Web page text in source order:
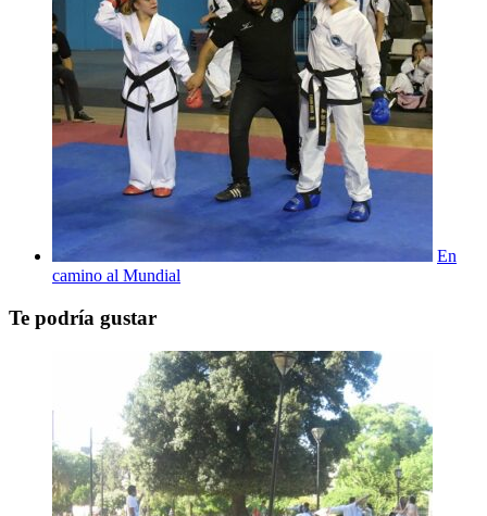
En
camino al Mundial
Te podría gustar